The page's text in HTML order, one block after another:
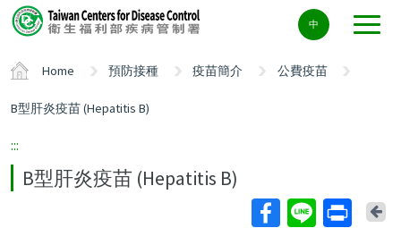
Center
block
中
Home 預防接種 疫苗簡介 公費疫苗
B型肝炎疫苗 (Hepatitis B)
:::
B型肝炎疫苗 (Hepatitis B)